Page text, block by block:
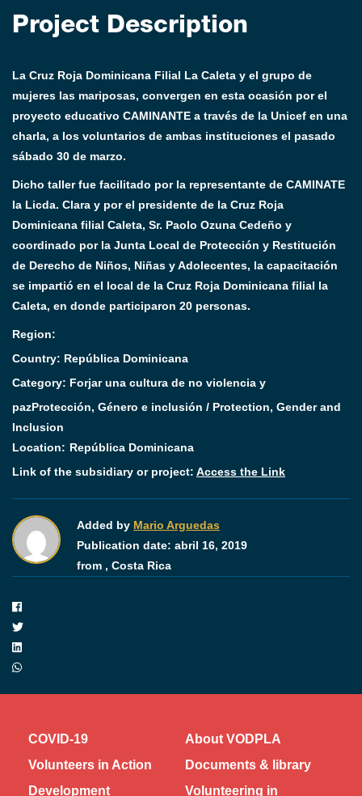
Project Description
La Cruz Roja Dominicana Filial La Caleta y el grupo de
mujeres las mariposas, convergen en esta ocasión por el
proyecto educativo CAMINANTE a través de la Unicef en una
charla, a los voluntarios de ambas instituciones el pasado
sábado 30 de marzo.
Dicho taller fue facilitado por la representante de CAMINATE
la Licda. Clara y por el presidente de la Cruz Roja
Dominicana filial Caleta, Sr. Paolo Ozuna Cedeño y
coordinado por la Junta Local de Protección y Restitución
de Derecho de Niños, Niñas y Adolecentes, la capacitación
se impartió en el local de la Cruz Roja Dominicana filial la
Caleta, en donde participaron 20 personas.
Region:
Country: República Dominicana
Category: Forjar una cultura de no violencia y
pazProtección, Género e inclusión / Protection, Gender and
Inclusion
Location: República Dominicana
Link of the subsidiary or project: Access the Link
Added by Mario Arguedas
Publication date: abril 16, 2019
from , Costa Rica
COVID-19
About VODPLA
Volunteers in Action
Documents & library
Development
Volunteering in